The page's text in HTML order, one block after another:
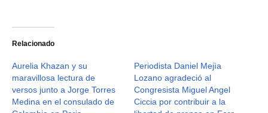
Relacionado
Aurelia Khazan y su
maravillosa lectura de
versos junto a Jorge Torres
Medina en el consulado de
Periodista Daniel Mejìa
Lozano agradeció al
Congresista Miguel Angel
Ciccia por contribuir a la